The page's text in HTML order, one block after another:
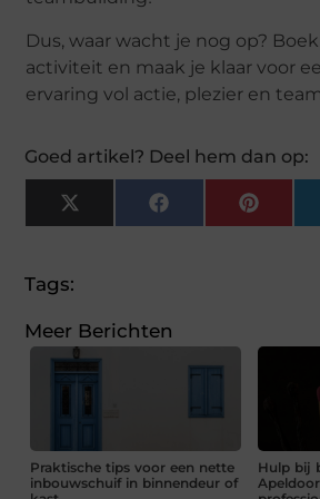
Dus, waar wacht je nog op?
activiteit en maak je klaar voor
ervaring vol actie, plezier en
Goed artikel? Deel hem dan op:
X
(Twitter)
Facebook
Tags:
Meer Berichten
Praktische tips voor een nette
inbouwschuif in binnendeur of
Hulp bij